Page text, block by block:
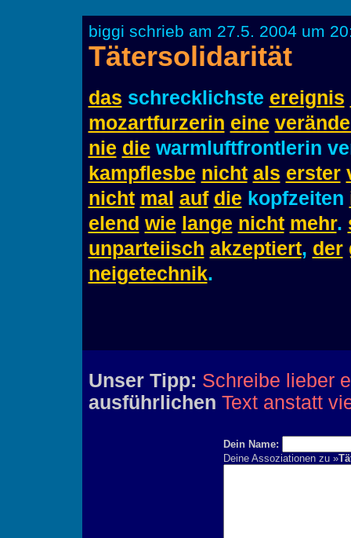
biggi schrieb am 27.5. 2004 um
Tätersolidarität
das schrecklichste ereignis
mozartfurzerin eine
nie die warmluftfrontlerin
kampflesbe nicht als erster
nicht mal auf die kopfzeiten
elend wie lange nicht mehr.
unparteiisch akzeptiert, der
neigetechnik.
Unser Tipp: Schreibe lieber
ausführlichen Text anstatt
Dein Name:
Deine Assoziationen zu »